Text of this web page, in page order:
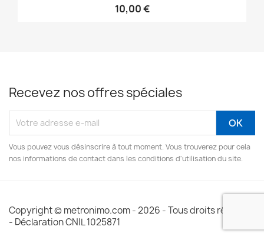
10,00 €
Recevez nos offres spéciales
Vous pouvez vous désinscrire à tout moment. Vous trouverez pour cela
nos informations de contact dans les conditions d'utilisation du site.
Copyright © metronimo.com - 2026 - Tous droits réservés
- Déclaration CNIL 1025871